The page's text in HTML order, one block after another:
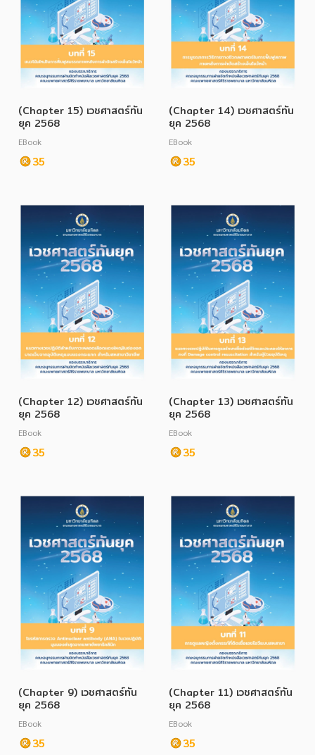
(Chapter 15) เวชศาสตร์ทัน
ยุค 2568
EBook
35
(Chapter 14) เวชศาสตร์ทัน
ยุค 2568
EBook
35
(Chapter 12) เวชศาสตร์ทัน
ยุค 2568
EBook
35
(Chapter 13) เวชศาสตร์ทัน
ยุค 2568
EBook
35
(Chapter 9) เวชศาสตร์ทัน
ยุค 2568
EBook
35
(Chapter 11) เวชศาสตร์ทัน
ยุค 2568
EBook
35